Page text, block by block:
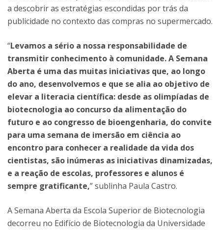
a descobrir as estratégias escondidas por trás da
publicidade no contexto das compras no supermercado.
“Levamos a sério a nossa responsabilidade de
transmitir conhecimento à comunidade. A Semana
Aberta é uma das muitas iniciativas que, ao longo
do ano, desenvolvemos e que se alia ao objetivo de
elevar a literacia científica: desde as olimpíadas de
biotecnologia ao concurso da alimentação do
futuro e ao congresso de bioengenharia, do convite
para uma semana de imersão em ciência ao
encontro para conhecer a realidade da vida dos
cientistas, são inúmeras as iniciativas dinamizadas,
e a reação de escolas, professores e alunos é
sempre gratificante,” sublinha Paula Castro.
A Semana Aberta da Escola Superior de Biotecnologia
decorreu no Edifício de Biotecnologia da Universidade